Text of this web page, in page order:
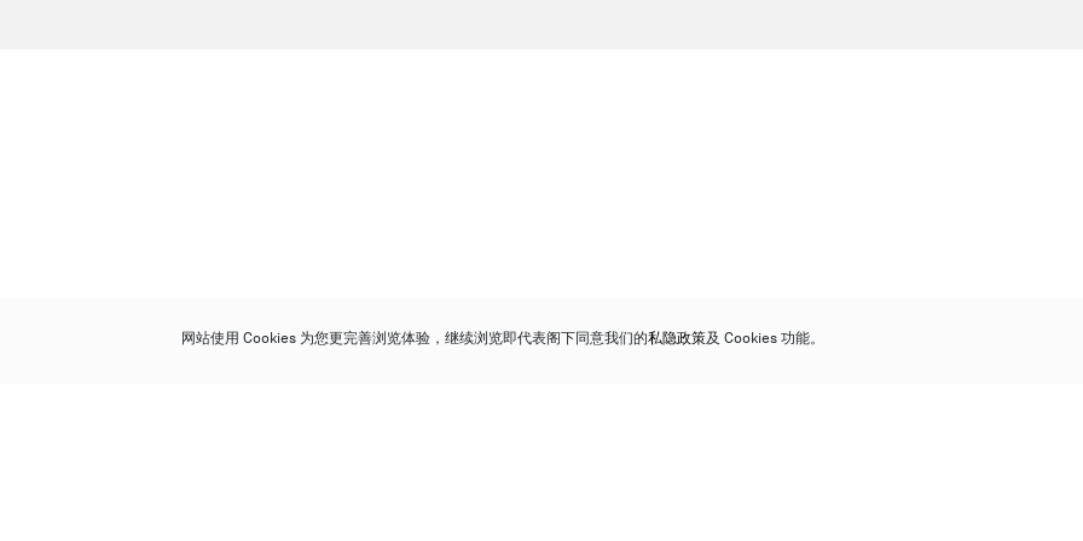
网站使用 Cookies 为您更完善浏览体验，继续浏览即代表阁下同意我们的私隐政策及 Cookies 功能。